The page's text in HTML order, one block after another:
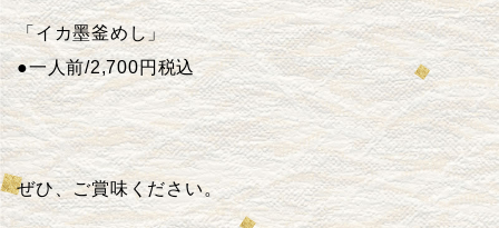
「イカ墨釜めし」
●一人前/2,700円税込
ぜひ、ご賞味ください。